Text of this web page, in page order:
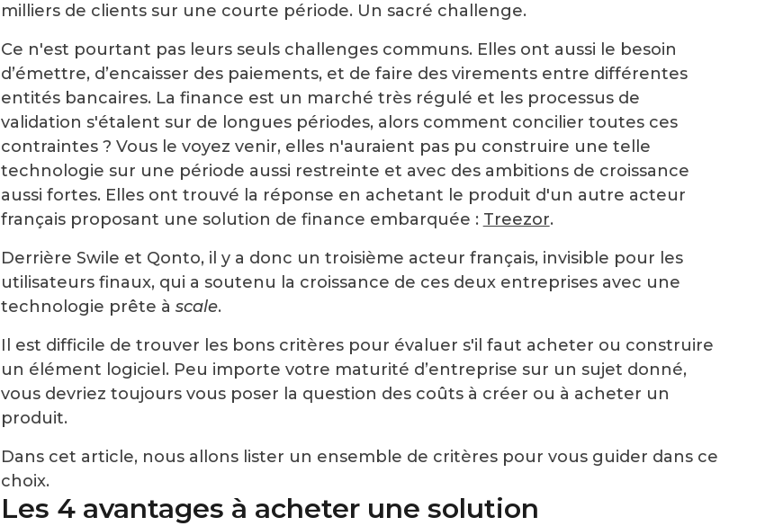
milliers de clients sur une courte période. Un sacré challenge.
Ce n'est pourtant pas leurs seuls challenges communs. Elles ont aussi le besoin
d’émettre, d’encaisser des paiements, et de faire des virements entre différentes
entités bancaires. La finance est un marché très régulé et les processus de
validation s'étalent sur de longues périodes, alors comment concilier toutes ces
contraintes ? Vous le voyez venir, elles n'auraient pas pu construire une telle
technologie sur une période aussi restreinte et avec des ambitions de croissance
aussi fortes. Elles ont trouvé la réponse en achetant le produit d'un autre acteur
français proposant une solution de finance embarquée : Treezor.
Derrière Swile et Qonto, il y a donc un troisième acteur français, invisible pour les
utilisateurs finaux, qui a soutenu la croissance de ces deux entreprises avec une
technologie prête à scale.
Il est difficile de trouver les bons critères pour évaluer s'il faut acheter ou construire
un élément logiciel. Peu importe votre maturité d’entreprise sur un sujet donné,
vous devriez toujours vous poser la question des coûts à créer ou à acheter un
produit.
Dans cet article, nous allons lister un ensemble de critères pour vous guider dans ce
choix.
Les 4 avantages à acheter une solution